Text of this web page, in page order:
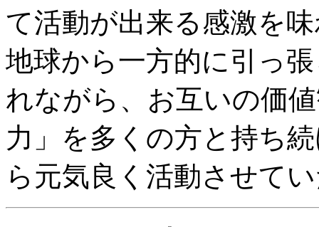
て活動が出来る感激を
地球から一方的に引っ
れながら、お互いの価
力」を多くの方と持ち
ら元気良く活動させて